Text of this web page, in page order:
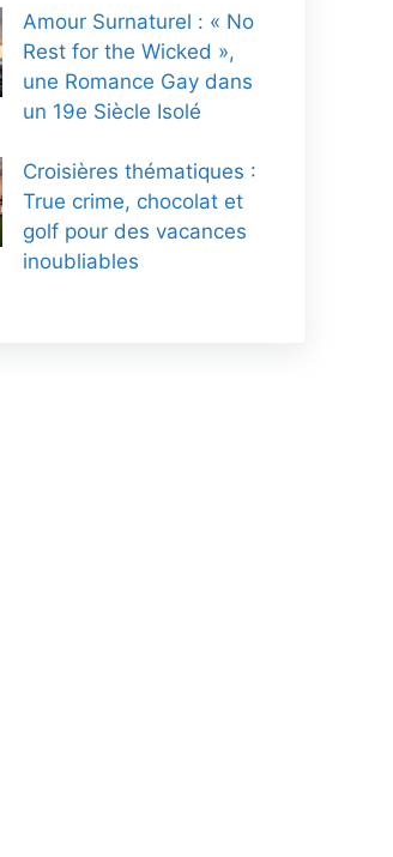
Amour Surnaturel : « No
Rest for the Wicked »,
une Romance Gay dans
un 19e Siècle Isolé
Croisières thématiques :
True crime, chocolat et
golf pour des vacances
inoubliables